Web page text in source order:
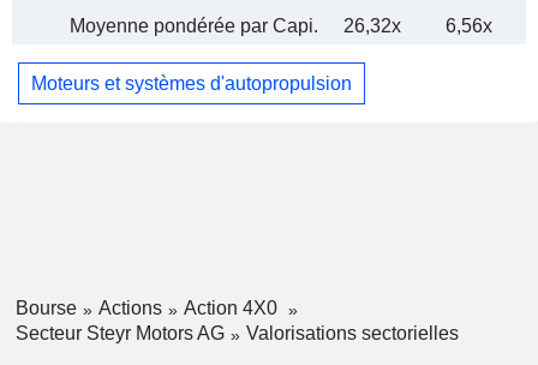
Moyenne pondérée par Capi.
26,32x 6,56x
Moteurs et systèmes d'autopropulsion
Bourse Actions
Action 4X0
Secteur Steyr Motors AG
Valorisations sectorielles